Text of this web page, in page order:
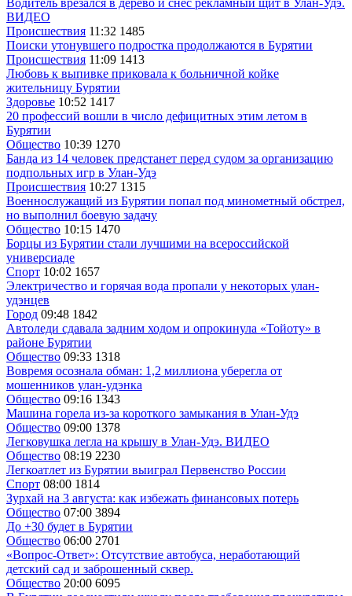
ВИДЕО
Происшествия 11:32 1485
Поиски утонувшего подростка продолжаются в Бурятии
Происшествия 11:09 1413
Любовь к выпивке приковала к больничной койке
жительницу Бурятии
Здоровье 10:52 1417
20 профессий вошли в число дефицитных этим летом в
Бурятии
Общество 10:39 1270
Банда из 14 человек предстанет перед судом за организацию
подпольных игр в Улан-Удэ
Происшествия 10:27 1315
Военнослужащий из Бурятии попал под минометный обстрел,
но выполнил боевую задачу
Общество 10:15 1470
Борцы из Бурятии стали лучшими на всероссийской
универсиаде
Спорт 10:02 1657
Электричество и горячая вода пропали у некоторых улан-
удэнцев
Город 09:48 1842
Автоледи сдавала задним ходом и опрокинула «Тойоту» в
районе Бурятии
Общество 09:33 1318
Вовремя осознала обман: 1,2 миллиона уберегла от
мошенников улан-удэнка
Общество 09:16 1343
Машина горела из-за короткого замыкания в Улан-Удэ
Общество 09:00 1378
Легковушка легла на крышу в Улан-Удэ. ВИДЕО
Общество 08:19 2230
Легкоатлет из Бурятии выиграл Первенство России
Спорт 08:00 1814
Зурхай на 3 августа: как избежать финансовых потерь
Общество 07:00 3894
До +30 будет в Бурятии
Общество 06:00 2701
«Вопрос-Ответ»: Отсутствие автобуса, неработающий
детский сад и заброшенный сквер.
Общество 20:00 6095